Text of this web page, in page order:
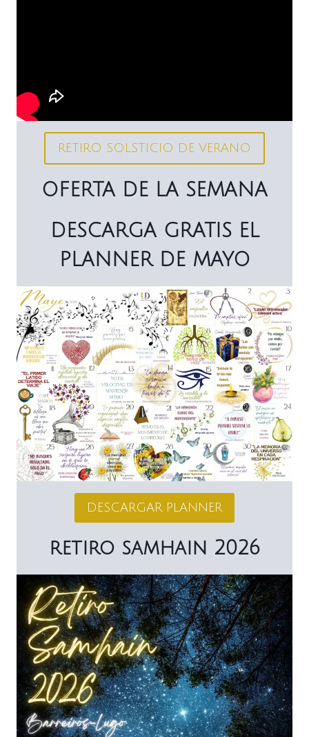
RETIRO SOLSTICIO DE VERANO
OFERTA DE LA SEMANA
DESCARGA GRATIS EL
PLANNER DE MAYO
DESCARGAR PLANNER
retiro samhain 2026